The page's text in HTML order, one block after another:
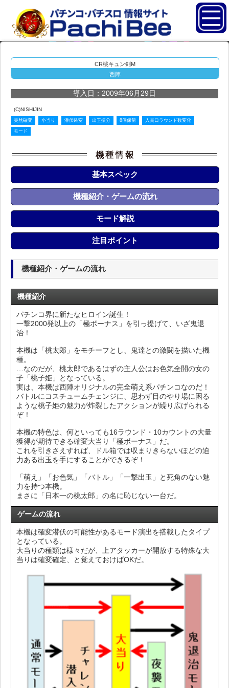
CR桃キュン剣M
西陣
導入日：2009年06月29日
(C)NISHIJIN
突然確変 小当り 潜伏確変 出玉振分 8個保留 入賞口ラウンド数変化
モード
基本スペック
機種紹介・ゲームの流れ
モード解説
注目ポイント
機種紹介・ゲームの流れ
機種紹介
パチンコ界に新たなヒロイン誕生！
一撃2000発以上の「極ボーナス」を引っ提げて、いざ鬼退
治！
本機は「桃太郎」をモチーフとし、鬼達との激闘を描いた機
種。
…なのだが、桃太郎であるはずの主人公はお色気全開の女の
子「桃子姫」となっている。
実は、本機は西陣オリジナルの完全萌え系パチンコなのだ！
バトルにコスチュームチェンジに、思わず目のやり場に困る
ような桃子姫の魅力が炸裂したアクションが繰り広げられる
ぞ！
本機の特色は、何といっても16ラウンド・10カウントの大量
獲得が期待できる確変大当り「極ボーナス」だ。
これを引きさえすれば、ドル箱では収まりきらないほどの迫
力ある出玉を手にすることができるぞ！
「萌え」「お色気」「バトル」「一撃出玉」と死角のない魅
力を持つ本機。
まさに「日本一の桃太郎」の名に恥じない一台だ。
ゲームの流れ
本機は確変潜伏の可能性があるモード演出を搭載したタイプ
となっている。
大当りの種類は様々だが、上アタッカーが開放する特殊な大
当りは確変確定、と覚えておけばOKだ。